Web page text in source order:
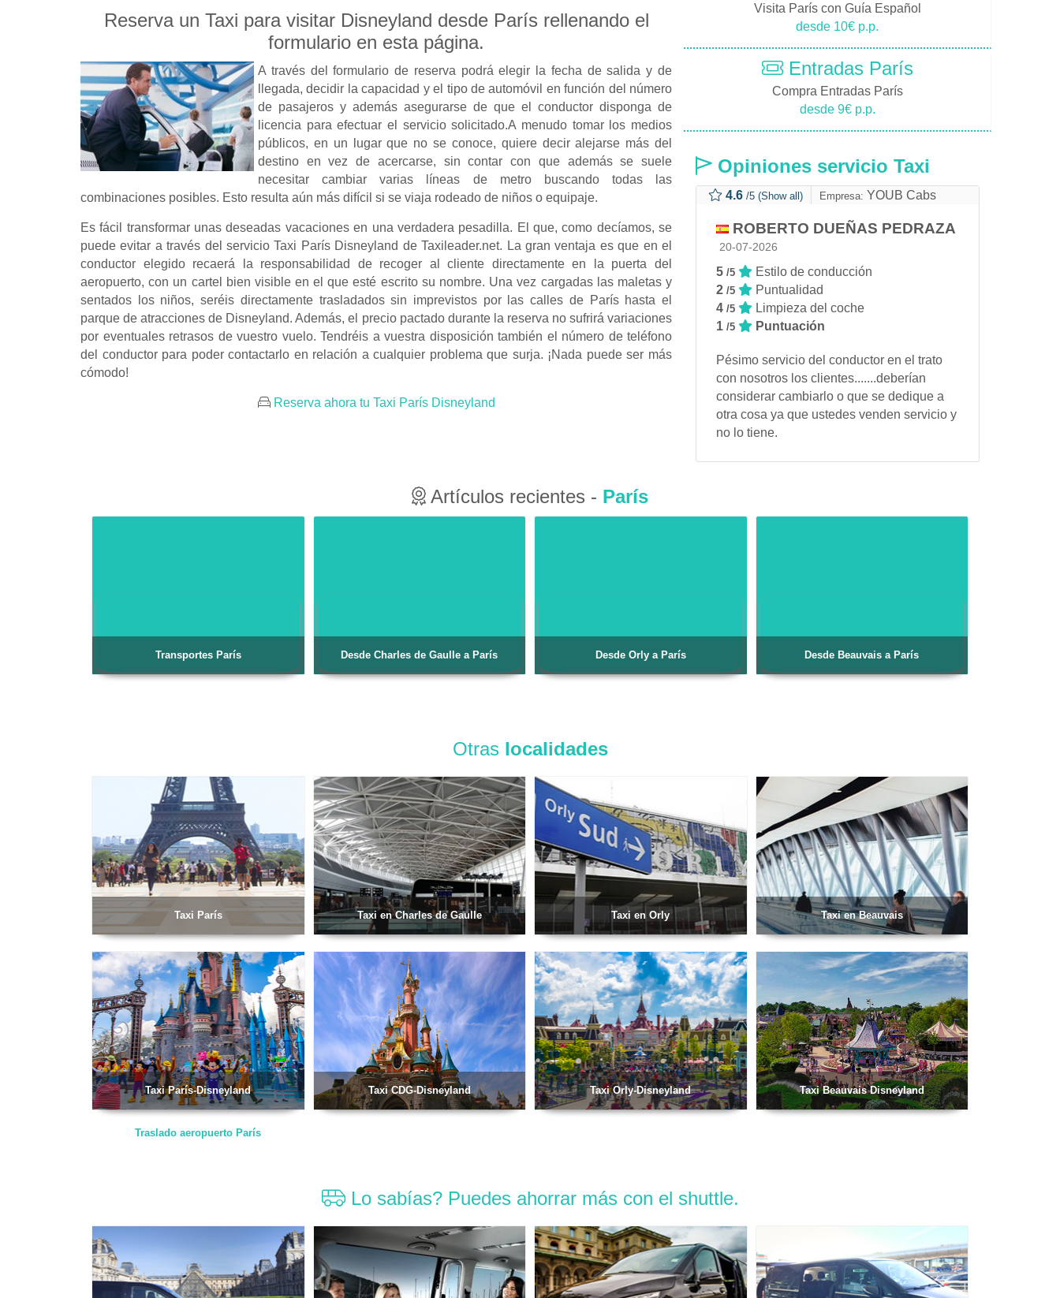
Reserva un Taxi para visitar Disneyland desde París rellenando el
formulario en esta página.
A través del formulario de reserva podrá elegir la fecha de salida y de
llegada, decidir la capacidad y el tipo de automóvil en función del número
de pasajeros y además asegurarse de que el conductor disponga de
licencia para efectuar el servicio solicitado.A menudo tomar los medios
públicos, en un lugar que no se conoce, quiere decir alejarse más del
destino en vez de acercarse, sin contar con que además se suele
necesitar cambiar varias líneas de metro buscando todas las
combinaciones posibles. Esto resulta aún más difícil si se viaja rodeado de niños o equipaje.
Es fácil transformar unas deseadas vacaciones en una verdadera pesadilla. El que, como decíamos, se
puede evitar a través del servicio Taxi París Disneyland de Taxileader.net. La gran ventaja es que en el
conductor elegido recaerá la responsabilidad de recoger al cliente directamente en la puerta del
aeropuerto, con un cartel bien visible en el que esté escrito su nombre. Una vez cargadas las maletas y
sentados los niños, seréis directamente trasladados sin imprevistos por las calles de París hasta el
parque de atracciones de Disneyland. Además, el precio pactado durante la reserva no sufrirá variaciones
por eventuales retrasos de vuestro vuelo. Tendréis a vuestra disposición también el número de teléfono
del conductor para poder contactarlo en relación a cualquier problema que surja. ¡Nada puede ser más
cómodo!
Reserva ahora tu Taxi París Disneyland
Visita París con Guía Español
desde 10€ p.p.
Entradas París
Compra Entradas París
desde 9€ p.p.
Opiniones servicio Taxi
4.6 /5 (Show all) Empresa: YOUB Cabs
ROBERTO DUEÑAS PEDRAZA
20-07-2026
5 /5
Estilo de conducción
2 /5
Puntualidad
4 /5
Limpieza del coche
1 /5 Puntuación
Pésimo servicio del conductor en el trato
con nosotros los clientes.......deberían
considerar cambiarlo o que se dedique a
otra cosa ya que ustedes venden servicio y
no lo tiene.
Artículos recientes - París
Transportes París Desde Charles de Gaulle a París Desde Orly a París Desde Beauvais a París
Otras localidades
Taxi París Taxi en Charles de Gaulle Taxi en Orly Taxi en Beauvais
Taxi París-Disneyland Taxi CDG-Disneyland Taxi Orly-Disneyland Taxi Beauvais Disneyland
Traslado aeropuerto París
Lo sabías? Puedes ahorrar más con el shuttle.